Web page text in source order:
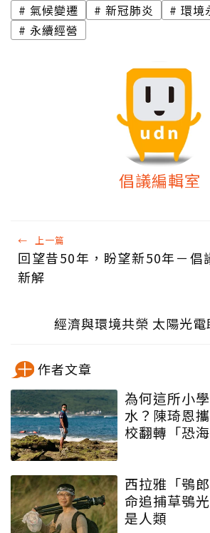
氣候變遷 新冠肺炎
環境
永續經營
倡議編輯室
← 上一篇
回望昔50年，盼望新50年－倡
新解
經濟與環境共榮 太陽光
作者文章
為何這所小
水？陳琦恩
校翻轉「恐
西拉雅「鴞
命追捕草鴞
是人類